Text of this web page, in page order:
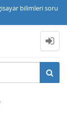
bilimleri soru